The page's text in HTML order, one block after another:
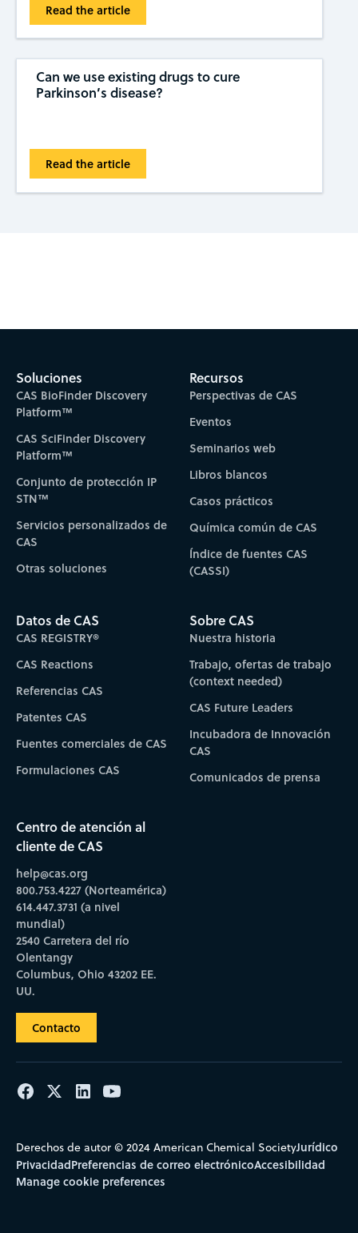
Read the article
Can we use existing drugs to cure
Parkinson’s disease?
Read the article
Soluciones
CAS BioFinder Discovery
Platform™
CAS SciFinder Discovery
Platform™
Conjunto de protección IP
STN™
Servicios personalizados de
CAS
Otras soluciones
Recursos
Perspectivas de CAS
Eventos
Seminarios web
Libros blancos
Casos prácticos
Química común de CAS
Índice de fuentes CAS
(CASSI)
Datos de CAS
CAS REGISTRY®
CAS Reactions
Referencias CAS
Patentes CAS
Fuentes comerciales de CAS
Formulaciones CAS
Sobre CAS
Nuestra historia
Trabajo, ofertas de trabajo
(context needed)
CAS Future Leaders
Incubadora de Innovación
CAS
Comunicados de prensa
Centro de atención al
cliente de CAS
help@cas.org
800.753.4227 (Norteamérica)
614.447.3731 (a nivel
mundial)
2540 Carretera del río
Olentangy
Columbus, Ohio 43202 EE.
UU.
Contacto
Derechos de autor © 2024 American Chemical SocietyJurídico
PrivacidadPreferencias de correo electrónicoAccesibilidad
Manage cookie preferences